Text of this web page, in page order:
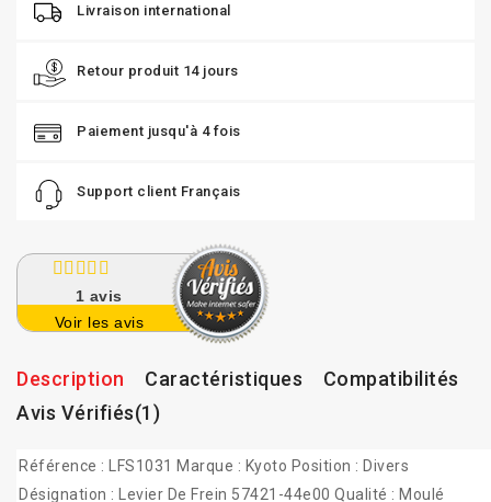
Livraison international
Retour produit 14 jours
Paiement jusqu'à 4 fois
Support client Français
1 avis
Voir les avis
Description Caractéristiques
Compatibilités
Avis Vérifiés(1)
Référence : LFS1031 Marque : Kyoto Position : Divers
Désignation : Levier De Frein 57421-44e00 Qualité : Moulé